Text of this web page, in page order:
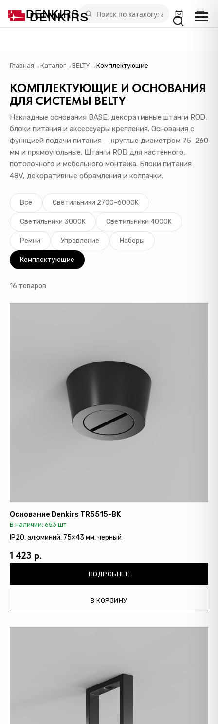
Главная →Каталог→BELTY →Комплектующие
КОМПЛЕКТУЮЩИЕ И ОСНОВАНИЯ
ДЛЯ СИСТЕМЫ BELTY
Накладные основания BASE, декоративные штанги ROD,
блоки питания и аксессуары крепления. Основания с
функцией подачи питания — круглые диаметром 75–260
мм и прямоугольные. Штанги ROD для настенного,
потолочного и мебельного монтажа. Блоки питания
48V, декоративные обрамления и колпачки.
Все Светильники 2700-6000K
Светильники 3000K Светильники 4000K
Ремни Управление Наборы
Комплектующие
16 товаров
Основание Denkirs TR5515-BK
В наличии: 653 шт
IP20, алюминий, 75×43 мм, черный
1 423 р.
ПОДРОБНЕЕ
В КОРЗИНУ